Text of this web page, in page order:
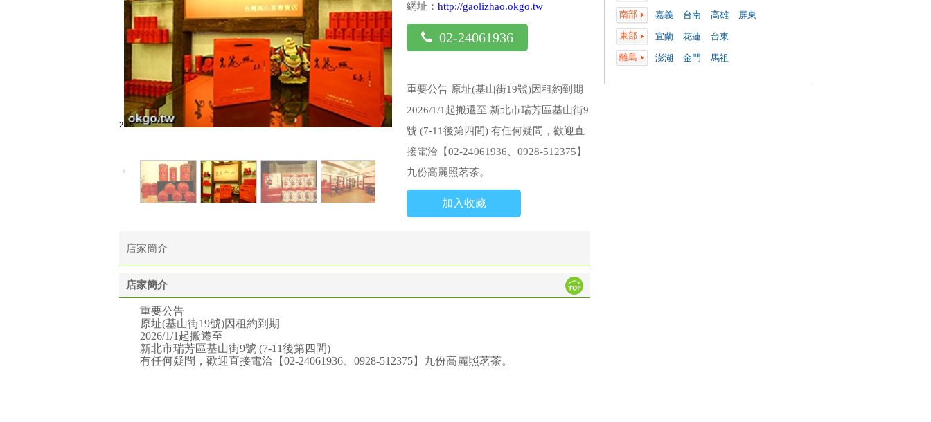
南部
嘉義 台南 高雄
屏東
東部
宜蘭 花蓮
台東
離島
澎湖 金門 馬祖
2 /5
網址： http://gaolizhao.okgo.tw
02-24061936
重要公告 原址(基山街19號)因租約到期
2026/1/1起搬遷至 新北市瑞芳區基山街9
號 (7-11後第四間) 有任何疑問，歡迎直
接電洽【02-24061936、0928-512375】
九份高麗照茗茶。
加入收藏
店家簡介
店家簡介
重要公告
原址(基山街19號)因租約到期
2026/1/1起搬遷至
新北市瑞芳區基山街9號 (7-11後第四間)
有任何疑問，歡迎直接電洽【02-24061936、0928-512375】九份高麗照茗茶。